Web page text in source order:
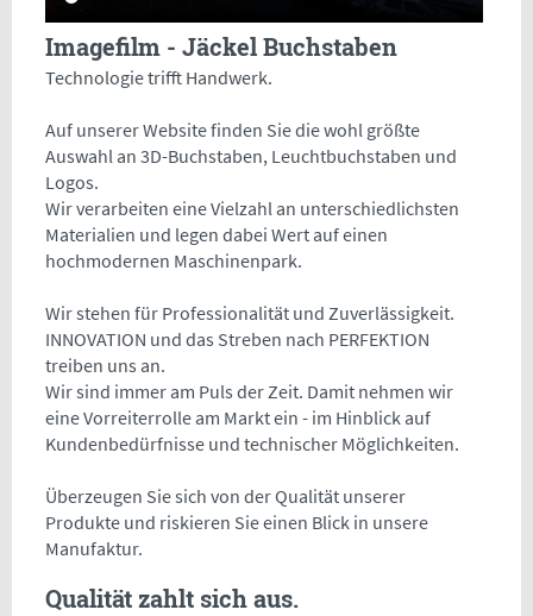
Imagefilm - Jäckel Buchstaben
Technologie trifft Handwerk.
Auf unserer Website finden Sie die wohl größte
Auswahl an 3D-Buchstaben, Leuchtbuchstaben und
Logos.
Wir verarbeiten eine Vielzahl an unterschiedlichsten
Materialien und legen dabei Wert auf einen
hochmodernen Maschinenpark.
Wir stehen für Professionalität und Zuverlässigkeit.
INNOVATION und das Streben nach PERFEKTION
treiben uns an.
Wir sind immer am Puls der Zeit. Damit nehmen wir
eine Vorreiterrolle am Markt ein - im Hinblick auf
Kundenbedürfnisse und technischer Möglichkeiten.
Überzeugen Sie sich von der Qualität unserer
Produkte und riskieren Sie einen Blick in unsere
Manufaktur.
Qualität zahlt sich aus.